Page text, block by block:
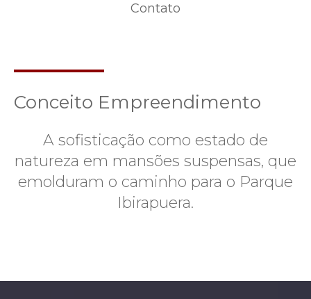
Contato
Conceito Empreendimento
A sofisticação como estado de
natureza em mansões suspensas, que
emolduram o caminho para o Parque
Ibirapuera.